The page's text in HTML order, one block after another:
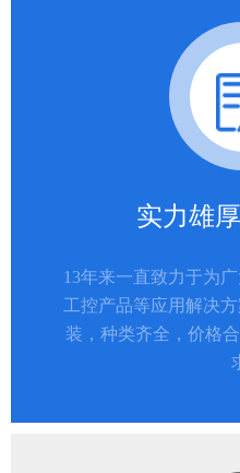
实力雄
13年来一直致力于为
工控产品等应用解决
装，种类齐全，价格